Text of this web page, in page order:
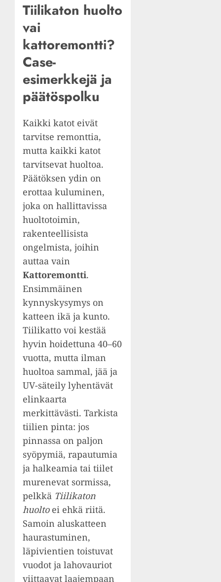
Tiilikaton huolto
vai
kattoremontti?
Case-
esimerkkejä ja
päätöspolku
Kaikki katot eivät
tarvitse remonttia,
mutta kaikki katot
tarvitsevat huoltoa.
Päätöksen ydin on
erottaa kuluminen,
joka on hallittavissa
huoltotoimin,
rakenteellisista
ongelmista, joihin
auttaa vain
Kattoremontti.
Ensimmäinen
kynnyskysymys on
katteen ikä ja kunto.
Tiilikatto voi kestää
hyvin hoidettuna 40–60
vuotta, mutta ilman
huoltoa sammal, jää ja
UV-säteily lyhentävät
elinkaarta
merkittävästi. Tarkista
tiilien pinta: jos
pinnassa on paljon
syöpymiä, rapautumia
ja halkeamia tai tiilet
murenevat sormissa,
pelkkä Tiilikaton
huoltoei ehkä riitä.
Samoin aluskatteen
haurastuminen,
läpivientien toistuvat
vuodot ja lahovauriot
viittaavat laajempaan